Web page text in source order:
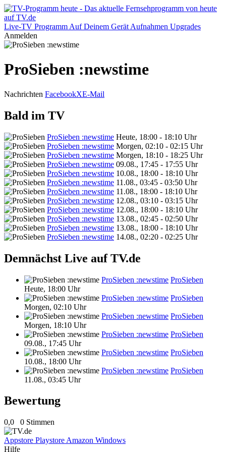
Live-TV Programm Auf Deinem Gerät Aufnahmen Upgrades
Anmelden
ProSieben :newstime
Nachrichten FacebookXE-Mail
Bald im TV
ProSieben :newstime Heute, 18:00 - 18:10 Uhr
ProSieben :newstime Morgen, 02:10 - 02:15 Uhr
ProSieben :newstime Morgen, 18:10 - 18:25 Uhr
ProSieben :newstime 09.08., 17:45 - 17:55 Uhr
ProSieben :newstime 10.08., 18:00 - 18:10 Uhr
ProSieben :newstime 11.08., 03:45 - 03:50 Uhr
ProSieben :newstime 11.08., 18:00 - 18:10 Uhr
ProSieben :newstime 12.08., 03:10 - 03:15 Uhr
ProSieben :newstime 12.08., 18:00 - 18:10 Uhr
ProSieben :newstime 13.08., 02:45 - 02:50 Uhr
ProSieben :newstime 13.08., 18:00 - 18:10 Uhr
ProSieben :newstime 14.08., 02:20 - 02:25 Uhr
Demnächst Live auf TV.de
ProSieben :newstime ProSieben
Heute, 18:00 Uhr
ProSieben :newstime ProSieben
Morgen, 02:10 Uhr
ProSieben :newstime ProSieben
Morgen, 18:10 Uhr
ProSieben :newstime ProSieben
09.08., 17:45 Uhr
ProSieben :newstime ProSieben
10.08., 18:00 Uhr
ProSieben :newstime ProSieben
11.08., 03:45 Uhr
Bewertung
0,0 0 Stimmen
Appstore Playstore Amazon Windows
Hilfe